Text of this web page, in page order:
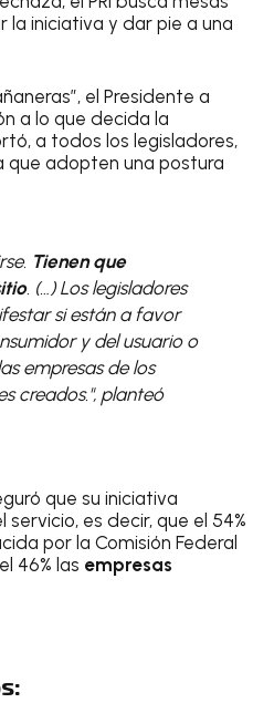
la iniciativa y dar pie a una
el Presidente a
a lo que decida la
a todos los legisladores,
que adopten una postura
Tienen que
. (…) Los legisladores
si están a favor
y del usuario o
empresas de los
creados.", planteó
que su iniciativa
servicio, es decir, que el 54%
por la Comisión Federal
46% las empresas